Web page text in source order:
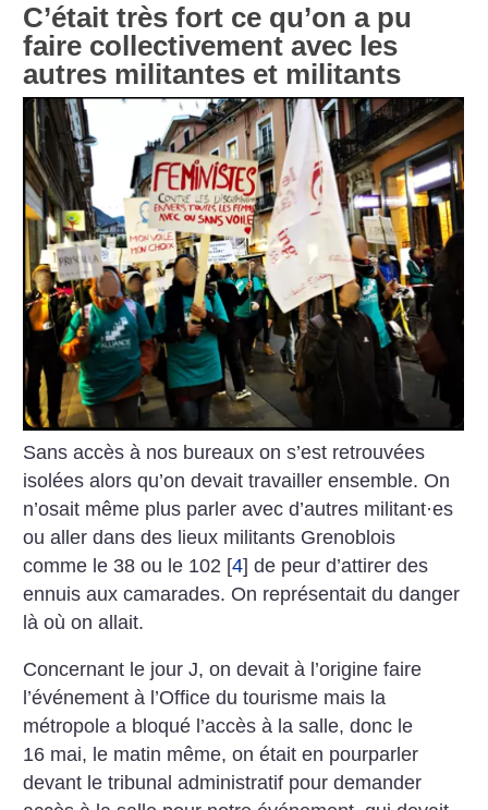
C’était très fort ce qu’on a pu
faire collectivement avec les
autres militantes et militants
Sans accès à nos bureaux on s’est retrouvées
isolées alors qu’on devait travailler ensemble. On
n’osait même plus parler avec d’autres militant·es
ou aller dans des lieux militants Grenoblois
comme le 38 ou le 102 [4] de peur d’attirer des
ennuis aux camarades. On représentait du danger
là où on allait.
Concernant le jour J, on devait à l’origine faire
l’événement à l’Office du tourisme mais la
métropole a bloqué l’accès à la salle, donc le
16 mai, le matin même, on était en pourparler
devant le tribunal administratif pour demander